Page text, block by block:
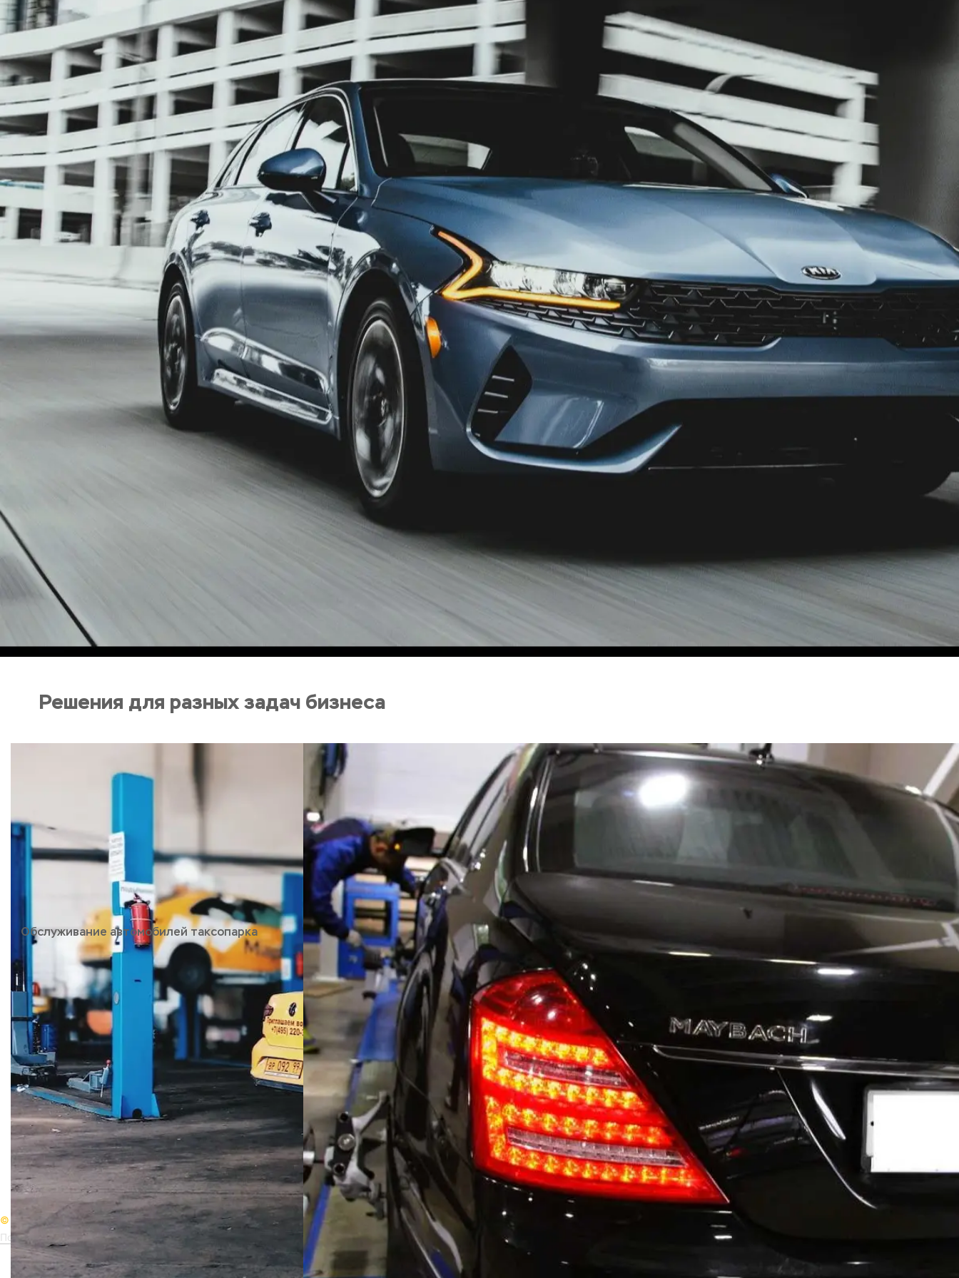
Обслуживание такси бизнес и
представительского класса
Решения для разных задач бизнеса
Обслуживание автомобилей таксопарка
Обслуживание и ремонт по более чем 200 видам работ
Все популярные марки и модели (более 70 марок)
Гарантия на работы и запчасти - даже без обсуждений
Корпоративный автосервис
Все работы сопровождаются полным пакетом документов.
- заказ-наряд
- акт выполненных работ
- счет
- договор-заказ
© 2004-2025 AR Cars
Политика конфиденциальности